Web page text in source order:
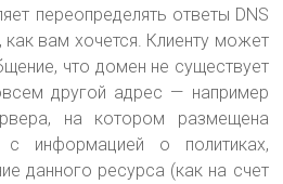
переопределять ответы DNS
вам хочется. Клиенту может
что домен не существует
другой адрес — например
на котором размещена
с информацией о политиках,
данного ресурса (как на счет